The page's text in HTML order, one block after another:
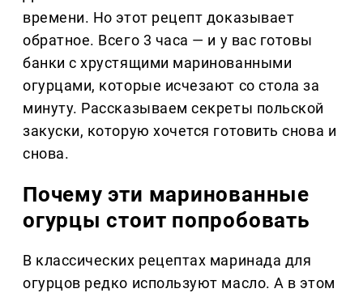
времени. Но этот рецепт доказывает
обратное. Всего 3 часа — и у вас готовы
банки с хрустящими маринованными
огурцами, которые исчезают со стола за
минуту. Рассказываем секреты польской
закуски, которую хочется готовить снова и
снова.
Почему эти маринованные
огурцы стоит попробовать
В классических рецептах маринада для
огурцов редко используют масло. А в этом